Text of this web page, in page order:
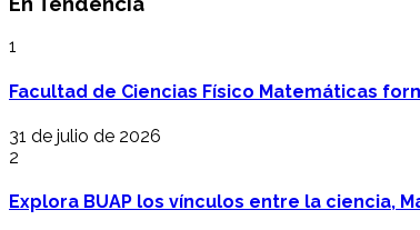
1
Facultad de Ciencias Físico Matemáticas
31 de julio de 2026
2
Explora BUAP los vínculos entre la ciencia,